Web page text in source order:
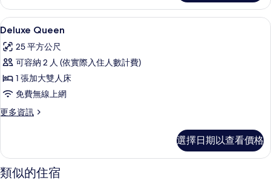
的
詳
情
顯
示
Deluxe
Queen
的
所
有
書桌、遮光布/窗簾、隔音、熨斗/熨衣
3
Deluxe Queen
25 平方公尺
可容納 2 人 (依實際入住人數計費)
1 張加大雙人床
免費無線上網
更多資訊
更
的
詳
情
選擇日期以查看價格
類似的住宿